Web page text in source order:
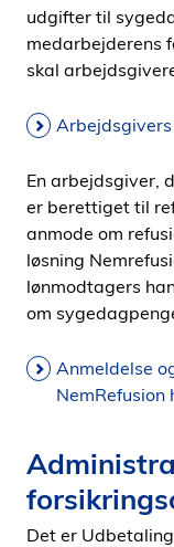
udgifter til
medarbejderens
skal
En arbejdsgiver,
er berettiget til
anmode om
løsning
lønmodtagers
om
Anmeldelse
NemRefusion
Det er